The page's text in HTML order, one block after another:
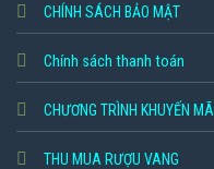
CHÍNH SÁCH BẢO MẬT
Chính sách thanh toán
CHƯƠNG TRÌNH KHUYẾN MÃI
THU MUA RƯỢU VANG